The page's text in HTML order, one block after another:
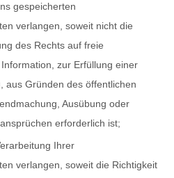
gespeicherten
verlangen, soweit nicht die
des Rechts auf freie
zur Erfüllung einer
aus Gründen des öffentlichen
Ausübung oder
erforderlich ist;
Ihrer
verlangen, soweit die Richtigkeit